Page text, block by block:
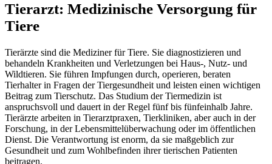
Tierarzt: Medizinische Versorgung für
Tiere
Tierärzte sind die Mediziner für Tiere. Sie diagnostizieren und
behandeln Krankheiten und Verletzungen bei Haus-, Nutz- und
Wildtieren. Sie führen Impfungen durch, operieren, beraten
Tierhalter in Fragen der Tiergesundheit und leisten einen wichtigen
Beitrag zum Tierschutz. Das Studium der Tiermedizin ist
anspruchsvoll und dauert in der Regel fünf bis fünfeinhalb Jahre.
Tierärzte arbeiten in Tierarztpraxen, Tierkliniken, aber auch in der
Forschung, in der Lebensmittelüberwachung oder im öffentlichen
Dienst. Die Verantwortung ist enorm, da sie maßgeblich zur
Gesundheit und zum Wohlbefinden ihrer tierischen Patienten
beitragen.